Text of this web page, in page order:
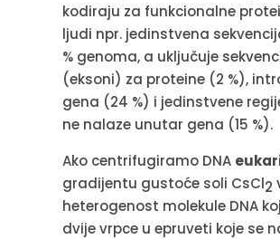
kodiraju za funkcionalne
ljudi npr. jedinstvena
% genoma, a uključuje
(eksoni) za proteine (2 %),
gena (24 %) i jedinstvene
ne nalaze unutar gena (15 %).
Ako centrifugiramo DNA
gradijentu gustoće soli CsCl2
heterogenost molekule DNA
dvije vrpce u epruveti koje se